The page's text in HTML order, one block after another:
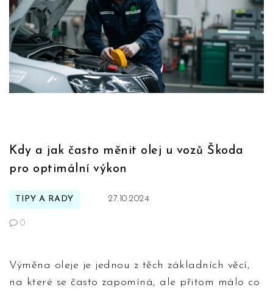
Kdy a jak často měnit olej u vozů Škoda
pro optimální výkon
TIPY A RADY 27.10.2024
0
Výměna oleje je jednou z těch základních věcí,
na které se často zapomíná, ale přitom málo co